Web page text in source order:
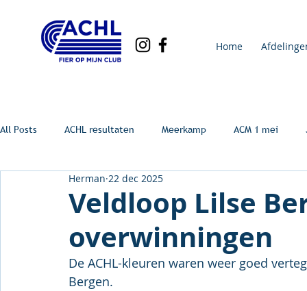
Home
All Posts ACHL resultaten Meerkamp ACM 1 mei
Veldloop Lilse
overwinningen
Herman 22 dec 2025
De ACHL-kleuren waren weer goed
Bergen.